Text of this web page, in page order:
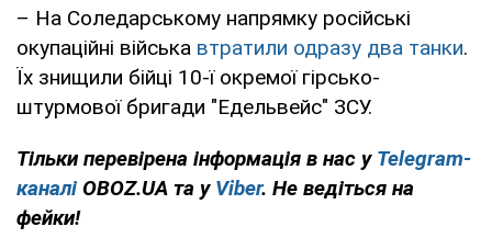
– На Соледарському напрямку російські
окупаційні війська втратили одразу два танки.
Їх знищили бійці 10-ї окремої гірсько-
штурмової бригади "Едельвейс" ЗСУ.
Тільки перевірена інформація в нас у Telegram-
каналі OBOZ.UA та у Viber. Не ведіться на
фейки!